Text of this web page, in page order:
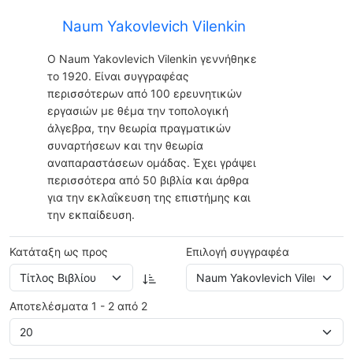
Naum Yakovlevich Vilenkin
Ο Naum Yakovlevich Vilenkin γεννήθηκε
το 1920. Είναι συγγραφέας
περισσότερων από 100 ερευνητικών
εργασιών με θέμα την τοπολογική
άλγεβρα, την θεωρία πραγματικών
συναρτήσεων και την θεωρία
αναπαραστάσεων ομάδας. Έχει γράψει
περισσότερα από 50 βιβλία και άρθρα
για την εκλαΐκευση της επιστήμης και
την εκπαίδευση.
Κατάταξη ως προς Επιλογή συγγραφέα
Αποτελέσματα 1 - 2 από 2